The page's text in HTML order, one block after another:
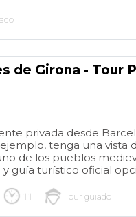
de Girona - Tour
privada desde
tenga una vista
de los pueblos
guía turístico oficial
11 Tour guiado